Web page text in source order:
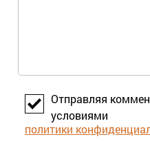
Отправляя
условиями
политики